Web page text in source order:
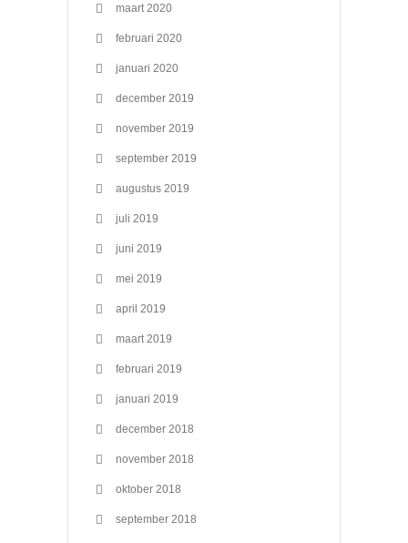
maart 2020
februari 2020
januari 2020
december 2019
november 2019
september 2019
augustus 2019
juli 2019
juni 2019
mei 2019
april 2019
maart 2019
februari 2019
januari 2019
december 2018
november 2018
oktober 2018
september 2018